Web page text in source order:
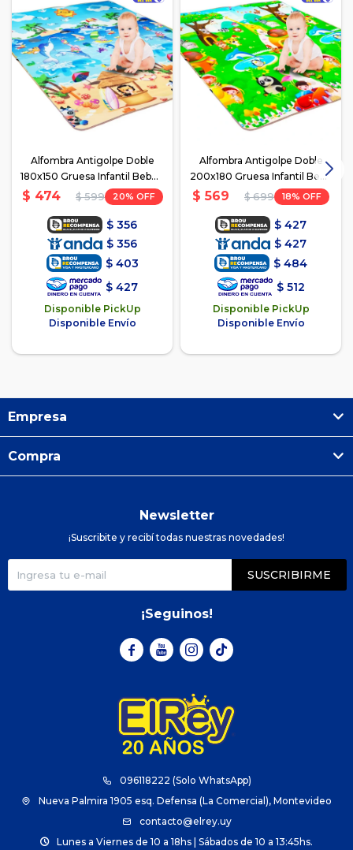
Alfombra Antigolpe Doble
180x150 Gruesa Infantil Bebé -
Playa/Letras
$ 474 $ 599 20
$ 356
$ 356
$ 403
$ 427
Disponible PickUp
Disponible Envío
Alfombra Antigolpe Doble
200x180 Gruesa Infantil Bebé
- Animalitos números
$ 569 $ 699 18
$ 427
$ 427
$ 484
$ 512
Disponible PickUp
Disponible Envío
096118222 (Solo WhatsApp)
Nueva Palmira 1905 esq. Defensa (La Comercial), Montevideo
contacto@elrey.uy
Lunes a Viernes de 10 a 18hs | Sábados de 10 a 13:45hs.
Empresa
Compra
Newsletter
¡Suscribite y recibí todas nuestras novedades!
SUSCRIBIRME
¡Seguinos!
  